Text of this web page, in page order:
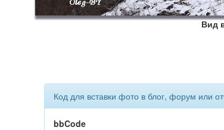
Вид
Код для вставки фото в блог, форум или
bbCode